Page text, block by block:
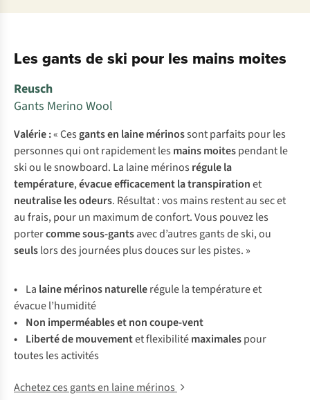
Les gants de ski pour les mains moites
Reusch
Gants Merino Wool
Valérie :« Ces gants en laine mérinossont parfaits pour les
personnes qui ont rapidement les mains moitespendant le
ski ou le snowboard. La laine mérinos régule la
température,évacue efficacement la transpirationet
neutralise les odeurs. Résultat : vos mains restent au sec et
au frais, pour un maximum de confort. Vous pouvez les
portercommesous-gantsavec d’autres gants de ski, ou
seulslors des journées plus douces sur les pistes. »
• La laine mérinosnaturellerégule la température et
évacue l’humidité
• Non imperméables et non coupe-vent
• Liberté de mouvementet flexibilitémaximalespour
toutes les activités
Achetez ces gants en laine mérinos